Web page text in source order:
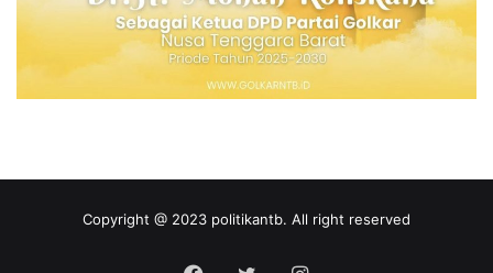
Copyright @ 2023 politikantb. All right reserved